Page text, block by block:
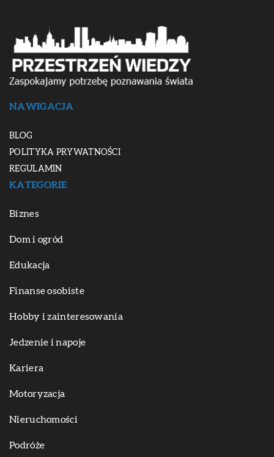
NAWIGACJA
BLOG
POLITYKA PRYWATNOŚCI
REGULAMIN
KATEGORIE
Biznes
Dom i ogród
Edukacja
Finanse osobiste
Hobby i zainteresowania
Jedzenie i napoje
Kariera
Motoryzacja
Nieruchomości
Podróże